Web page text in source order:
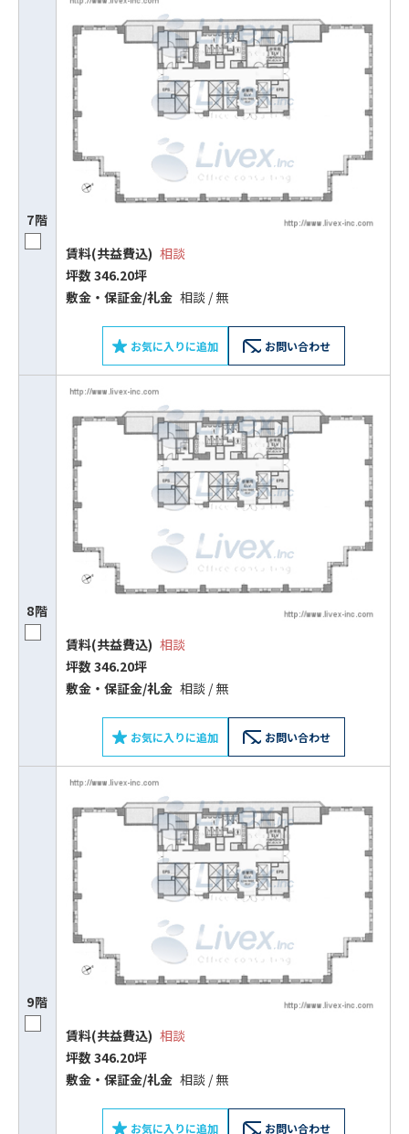
7階
賃料(共益費込) 相談
坪数 346.20坪
敷⾦‧保証⾦/礼⾦ 相談 / 無
お気に入りに追加 お問い合わせ
8階
賃料(共益費込) 相談
坪数 346.20坪
敷⾦‧保証⾦/礼⾦ 相談 / 無
お気に入りに追加 お問い合わせ
9階
賃料(共益費込) 相談
坪数 346.20坪
敷⾦‧保証⾦/礼⾦ 相談 / 無
お気に入りに追加 お問い合わせ